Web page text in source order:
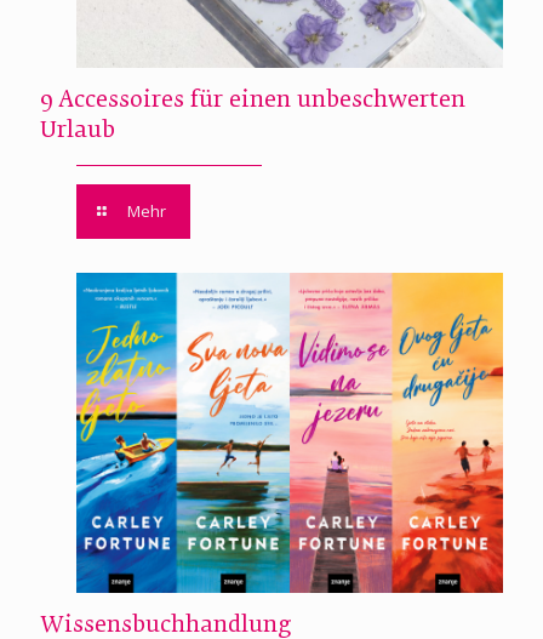
9 Accessoires für einen unbeschwerten
Urlaub
Mehr
Wissensbuchhandlung